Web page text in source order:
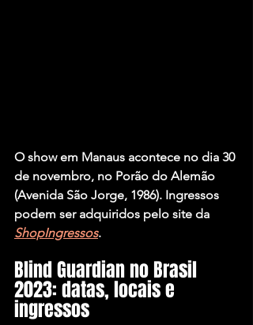
O show em Manaus acontece no dia 30
de novembro, no Porão do Alemão
(Avenida São Jorge, 1986). Ingressos
podem ser adquiridos pelo site da
ShopIngressos.
Blind Guardian no Brasil
2023: datas, locais e
ingressos